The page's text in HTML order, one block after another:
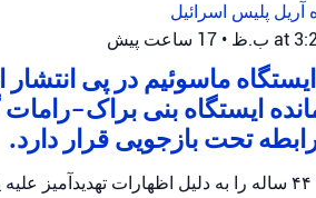
آریل پلیس اسرائیل
• 17 ساعت پیش
ماسوئیم در پی انتشار
ایستگاه بنی براک-
پلیس اسرائیل یک مظنون ۴۴ ساله را به دلیل